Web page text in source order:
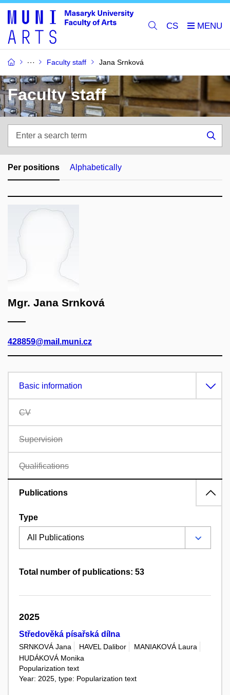
CS
Faculty staff Jana Srnková
Faculty staff
search
term
Per positions Alphabetically
Mgr. Jana Srnková
428859@mail.muni.cz
Basic information
CV
Supervision
Qualifications
Publications
Type
Total number of publications: 53
2025
Středověká písařská dílna
SRNKOVÁ Jana HAVEL Dalibor
MANIAKOVÁ Laura
HUDÁKOVÁ Monika
Popularization text
Year: 2025, type: Popularization text